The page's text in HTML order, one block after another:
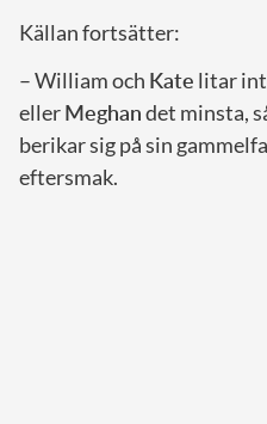
Källan fortsätter:
– William och Kate litar
ellerMeghandet minsta,
berikar sig på sin
eftersmak.